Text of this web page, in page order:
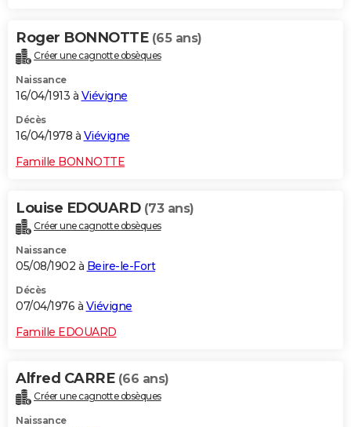
Roger BONNOTTE (65 ans)
Créer une cagnotte obsèques
Naissance
16/04/1913 à Viévigne
Décès
16/04/1978 à Viévigne
Famille BONNOTTE
Louise EDOUARD (73 ans)
Créer une cagnotte obsèques
Naissance
05/08/1902 à Beire-le-Fort
Décès
07/04/1976 à Viévigne
Famille EDOUARD
Alfred CARRE (66 ans)
Créer une cagnotte obsèques
Naissance